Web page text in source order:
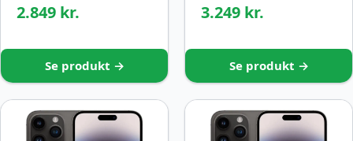
2.849 kr.
Se produkt →
3.249 kr.
Se produkt →